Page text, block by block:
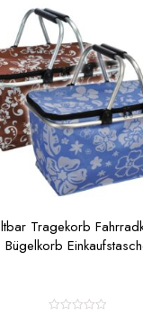
5
Tragekorb
Bügelkorb